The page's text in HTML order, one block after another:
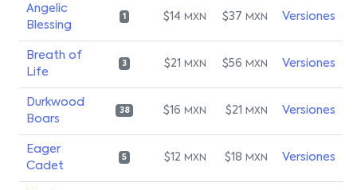
Angelic
Blessing
1 $14 MXN $37 MXN Versiones
Breath of
Life
3 $21 MXN $56 MXN Versiones
Durkwood
Boars
38 $16 MXN $21 MXN Versiones
Eager
Cadet
5 $12 MXN $18 MXN Versiones